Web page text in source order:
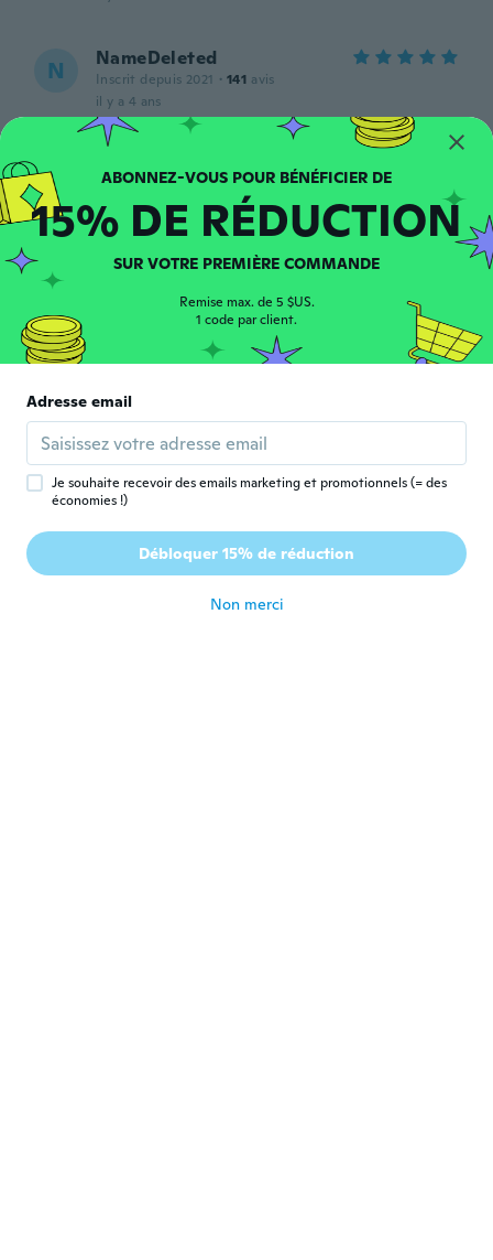
N NameDeleted
Inscrit depuis 2021 · 141 avis
il y a 4 ans
P Inscrit depuis 2021 · 26
avis
il y a 4 ans
H Hannah
Inscrit depuis 2017 avis 2 chargements
M Inscrit depuis 2019
Absolute bargin, value for money
il y a 4 ans
kim
Inscrit depuis 2017 · 28 avis · 1 chargements
il y a 4 ans
15% DE RÉDUCTION
SUR VOTRE PREMIÈRE COMMANDE
Remise max. de 5 $US.
1 code par client.
Adresse email
Je souhaite recevoir des emails marketing et promotionnels (= des
économies !)
Débloquer 15% de réduction
Non merci